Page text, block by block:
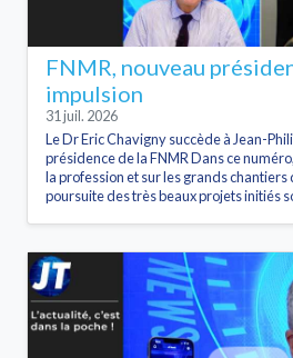
FNMR, nouveau
impulsion
31 juil. 2026
Le Dr Eric Chavigny succède à Jean-
présidence de la FNMR Dans ce
la profession et sur les grands chantiers
poursuite des très beaux projets initiés